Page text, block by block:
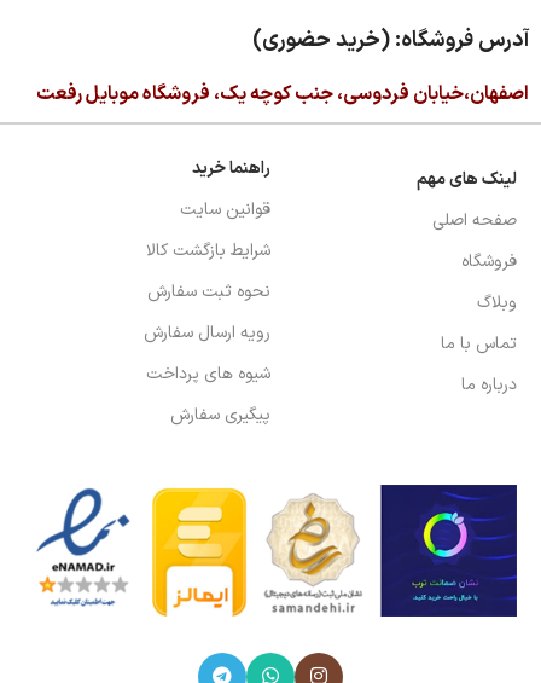
آدرس فروشگاه: (خرید حضوری)
اصفهان،خیابان فردوسی، جنب کوچه یک، فروشگاه موبایل رفعت
لینک های مهم
صفحه اصلی
فروشگاه
وبلاگ
تماس با ما
درباره ما
راهنما خرید
قوانین سایت
شرایط بازگشت کالا
نحوه ثبت سفارش
رویه ارسال سفارش
شیوه های پرداخت
پیگیری سفارش